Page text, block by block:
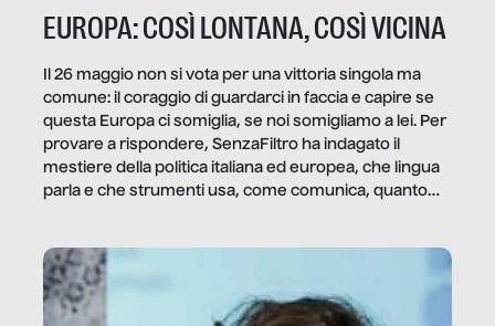
EUROPA: COSÌ LONTANA, COSÌ VICINA
Il 26 maggio non si vota per una vittoria singola ma
comune: il coraggio di guardarci in faccia e capire se
questa Europa ci somiglia, se noi somigliamo a lei. Per
provare a rispondere, SenzaFiltro ha indagato il
mestiere della politica italiana ed europea, che lingua
parla e che strumenti usa, come comunica, quanto